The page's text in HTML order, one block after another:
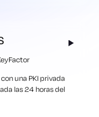
una PKI privada
las 24 horas del